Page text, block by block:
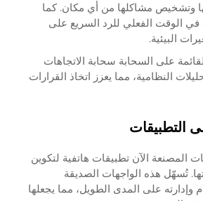
وتشخيص مشاكلها من أي مكان. كما
في الوقت الفعلي للرد السريع على
البيئية.
على السحابة سحابة الاتجاهات
النظامية، مما يعزز اتخاذ القرارات
التطبيقات
المصنعة الآن تطبيقات هاتفية لتكوين
تُسهّل هذه الواجهات الصديقة
وإدارته على المدى الطويل، مما يجعلها